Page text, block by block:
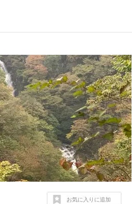
お気に入りに追加